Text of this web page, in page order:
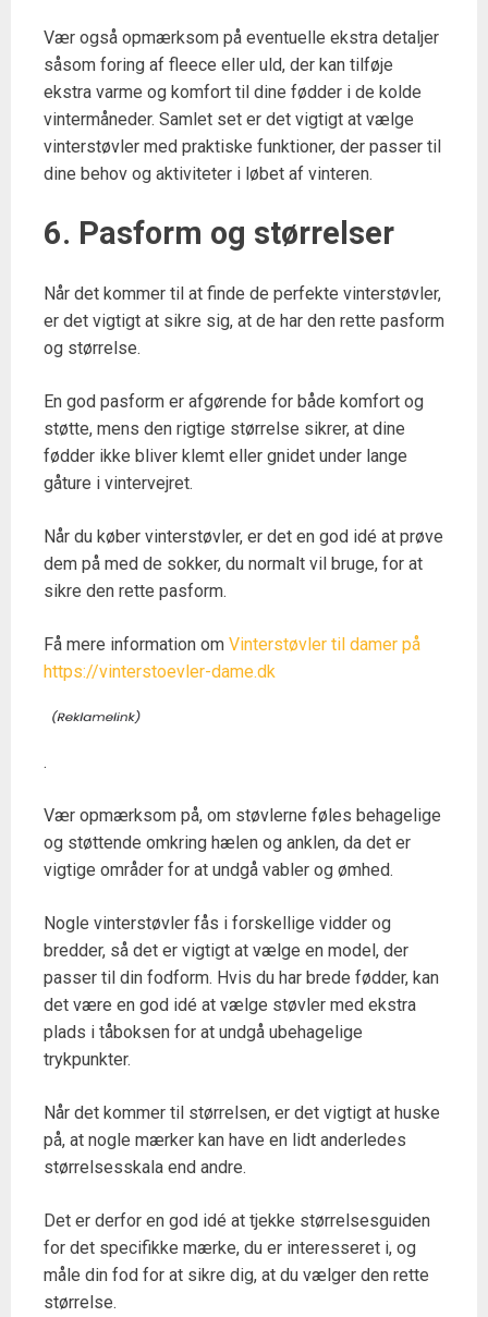
Vær også opmærksom på eventuelle ekstra detaljer
såsom foring af fleece eller uld, der kan tilføje
ekstra varme og komfort til dine fødder i de kolde
vintermåneder. Samlet set er det vigtigt at vælge
vinterstøvler med praktiske funktioner, der passer til
dine behov og aktiviteter i løbet af vinteren.
6. Pasform og størrelser
Når det kommer til at finde de perfekte vinterstøvler,
er det vigtigt at sikre sig, at de har den rette pasform
og størrelse.
En god pasform er afgørende for både komfort og
støtte, mens den rigtige størrelse sikrer, at dine
fødder ikke bliver klemt eller gnidet under lange
gåture i vintervejret.
Når du køber vinterstøvler, er det en god idé at prøve
dem på med de sokker, du normalt vil bruge, for at
sikre den rette pasform.
Få mere information om Vinterstøvler til damer på
https://vinterstoevler-dame.dk
.
Vær opmærksom på, om støvlerne føles behagelige
og støttende omkring hælen og anklen, da det er
vigtige områder for at undgå vabler og ømhed.
Nogle vinterstøvler fås i forskellige vidder og
bredder, så det er vigtigt at vælge en model, der
passer til din fodform. Hvis du har brede fødder, kan
det være en god idé at vælge støvler med ekstra
plads i tåboksen for at undgå ubehagelige
trykpunkter.
Når det kommer til størrelsen, er det vigtigt at huske
på, at nogle mærker kan have en lidt anderledes
størrelsesskala end andre.
Det er derfor en god idé at tjekke størrelsesguiden
for det specifikke mærke, du er interesseret i, og
måle din fod for at sikre dig, at du vælger den rette
størrelse.